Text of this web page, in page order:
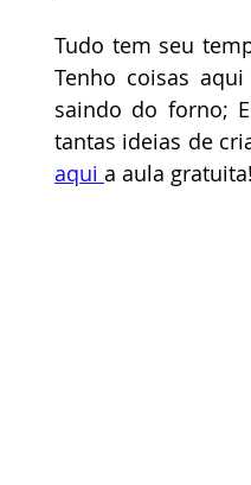
Tudo tem seu
Tenho coisas
saindo do forno;
aqui a aula